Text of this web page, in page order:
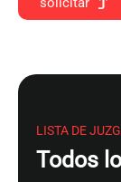
LISTA DE
Todos